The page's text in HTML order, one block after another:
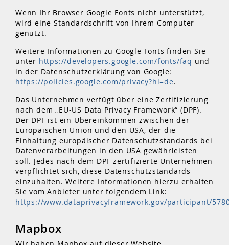
Wenn Ihr Browser Google Fonts nicht unterstützt,
wird eine Standardschrift von Ihrem Computer
genutzt.
Weitere Informationen zu Google Fonts finden Sie
unter https://developers.google.com/fonts/faq und
in der Datenschutzerklärung von Google:
https://policies.google.com/privacy?hl=de.
Das Unternehmen verfügt über eine Zertifizierung
nach dem „EU-US Data Privacy Framework“ (DPF).
Der DPF ist ein Übereinkommen zwischen der
Europäischen Union und den USA, der die
Einhaltung europäischer Datenschutzstandards bei
Datenverarbeitungen in den USA gewährleisten
soll. Jedes nach dem DPF zertifizierte Unternehmen
verpflichtet sich, diese Datenschutzstandards
einzuhalten. Weitere Informationen hierzu erhalten
Sie vom Anbieter unter folgendem Link:
https://www.dataprivacyframework.gov/participant/
Mapbox